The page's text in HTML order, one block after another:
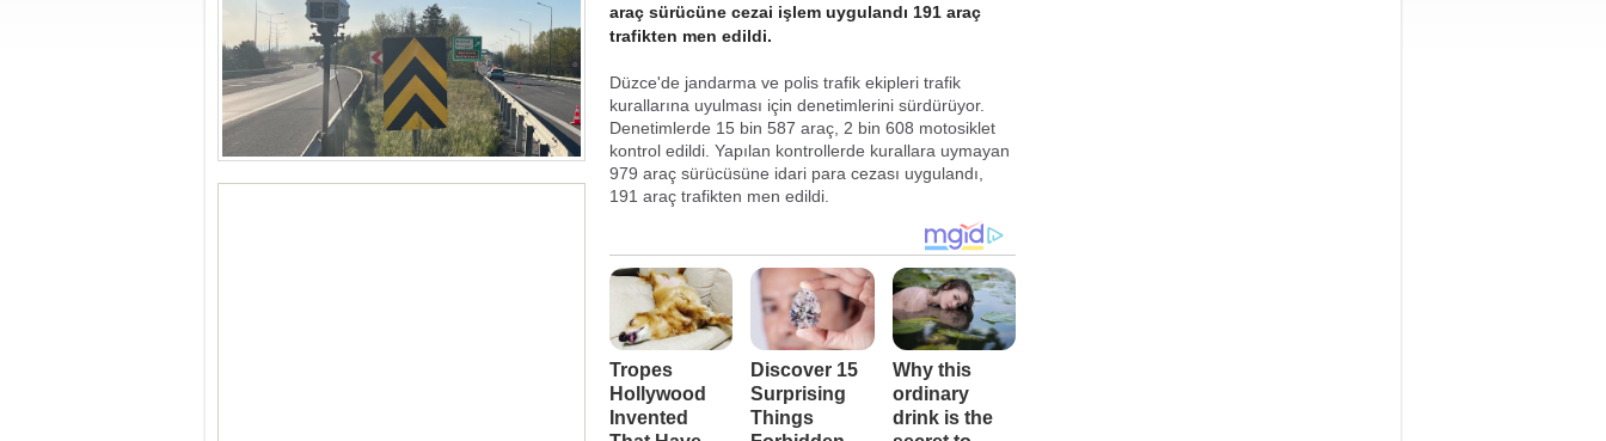
araç sürücüne cezai işlem uygulandı 191 araç
trafikten men edildi.
Düzce'de jandarma ve polis trafik ekipleri trafik
kurallarına uyulması için denetimlerini sürdürüyor.
Denetimlerde 15 bin 587 araç, 2 bin 608 motosiklet
kontrol edildi. Yapılan kontrollerde kurallara uymayan
979 araç sürücüsüne idari para cezası uygulandı,
191 araç trafikten men edildi.